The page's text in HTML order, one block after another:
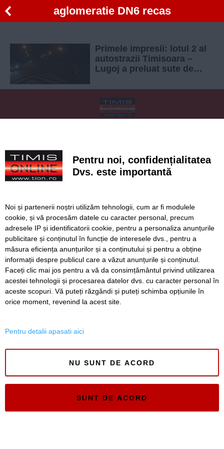
aglomeratie DN6 recas
Primele impresii: lotul 2 al
autostrazii Timisoara –
Lugoj a preluat sute de
national
Politica de confidentialitate
Regulament postare și moderare comentarii
Timiș Online
ISSN 3008-2323
ISSN-L 3008-2323
Pentru noi, confidențialitatea
Dvs. este importantă
Noi și partenerii noștri utilizăm tehnologii, cum ar fi modulele
cookie, și vă procesăm datele cu caracter personal, precum
adresele IP și identificatorii cookie, pentru a personaliza anunțurile
publicitare și conținutul în funcție de interesele dvs., pentru a
măsura eficiența anunțurilor și a conținutului și pentru a obține
informații despre publicul care a văzut anunțurile și conținutul.
Faceți clic mai jos pentru a vă da consimțământul privind utilizarea
acestei tehnologii și procesarea datelor dvs. cu caracter personal în
aceste scopuri. Vă puteți răzgândi și puteți schimba opțiunile în
orice moment, revenind la acest site.
Pentru detalii apasati aici
NU SUNT DE ACORD
SUNT DE ACORD